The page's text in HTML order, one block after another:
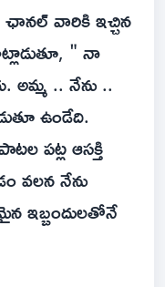
వారికి ఇచ్చిన
" నా
.. నేను ..
ఉండేది.
పట్ల ఆసక్తి
వలన నేను
ఇబ్బందులతోనే